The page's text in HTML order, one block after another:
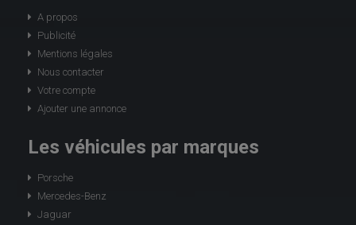
A propos
Publicité
Mentions légales
Nous contacter
Votre compte
Ajouter une annonce
Les véhicules par marques
Porsche
Mercedes-Benz
Jaguar